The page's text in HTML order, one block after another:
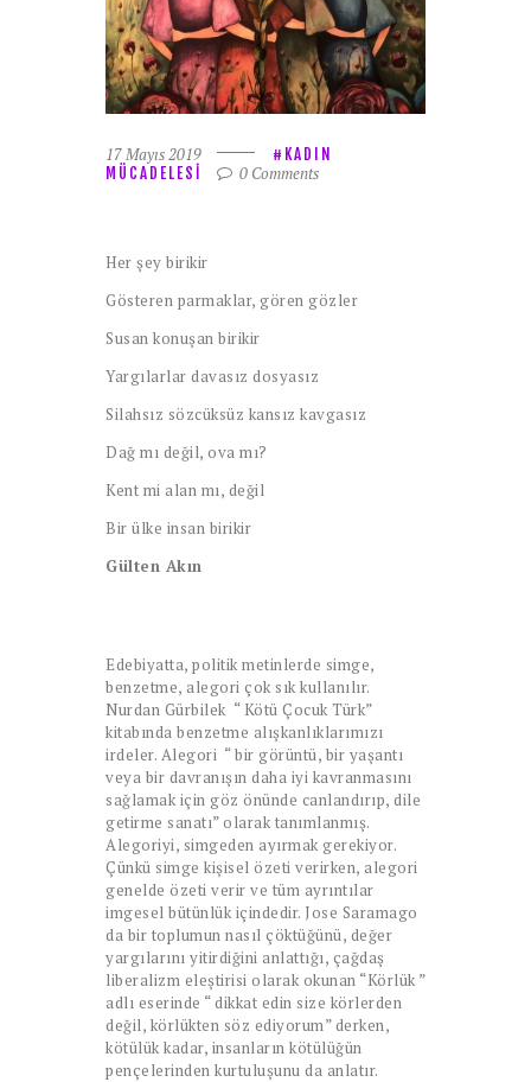
17 Mayıs 2019
KADIN
MÜCADELESI
0 Comments
Her şey birikir
Gösteren parmaklar, gören gözler
Susan konuşan birikir
Yargılarlar davasız dosyasız
Silahsız sözcüksüz kansız kavgasız
Dağ mı değil, ova mı?
Kent mi alan mı, değil
Bir ülke insan birikir
Gülten Akın
Edebiyatta, politik metinlerde simge,
benzetme, alegori çok sık kullanılır.
Nurdan Gürbilek “ Kötü Çocuk Türk”
kitabında benzetme alışkanlıklarımızı
irdeler. Alegori “ bir görüntü, bir yaşantı
veya bir davranışın daha iyi kavranmasını
sağlamak için göz önünde canlandırıp, dile
getirme sanatı” olarak tanımlanmış.
Alegoriyi, simgeden ayırmak gerekiyor.
Çünkü simge kişisel özeti verirken, alegori
genelde özeti verir ve tüm ayrıntılar
imgesel bütünlük içindedir. Jose Saramago
da bir toplumun nasıl çöktüğünü, değer
yargılarını yitirdiğini anlattığı, çağdaş
liberalizm eleştirisi olarak okunan “Körlük ”
adlı eserinde “ dikkat edin size körlerden
değil, körlükten söz ediyorum” derken,
kötülük kadar, insanların kötülüğün
pençelerinden kurtuluşunu da anlatır.